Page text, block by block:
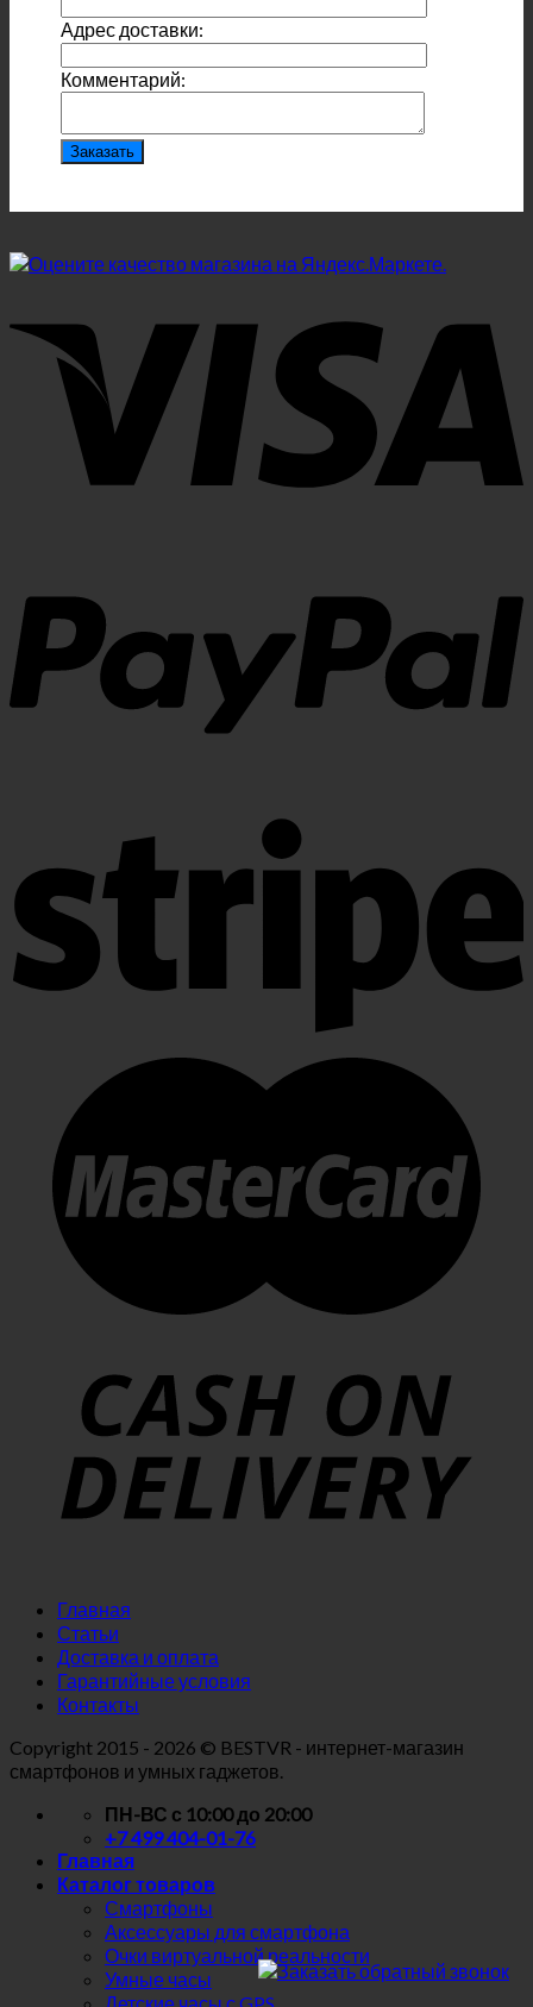
Адрес доставки:
Комментарий:
Главная
Статьи
Доставка и оплата
Гарантийные условия
Контакты
Copyright 2015 - 2026 © BESTVR - интернет-магазин
смартфонов и умных гаджетов.
ПН-ВС с 10:00 до 20:00
+7 499 404-01-76
Главная
Каталог товаров
Смартфоны
Аксессуары для смартфона
Очки виртуальной реальности
Умные часы
Детские часы с GPS